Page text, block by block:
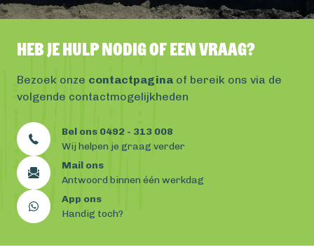
Heb je hulp nodig of een vraag?
Bezoek onze contactpagina of bereik ons via de
volgende contactmogelijkheden
Bel ons 0492 - 313 008
Wij helpen je graag verder
Mail ons
Antwoord binnen één werkdag
App ons
Handig toch?